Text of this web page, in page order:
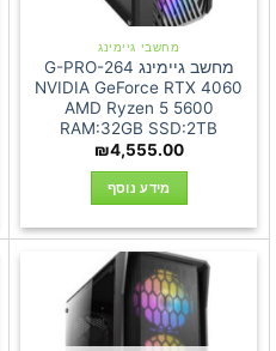
מחשבי גיימינג
מחשב גיימינג G-PRO-264
NVIDIA GeForce RTX 4060
AMD Ryzen 5 5600
RAM:32GB SSD:2TB
₪4,555.00
מידע נוסף